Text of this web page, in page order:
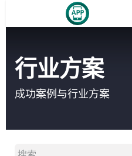
行业方案
成功案例与行业方案